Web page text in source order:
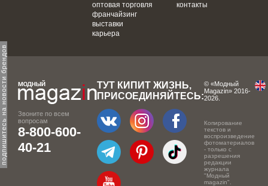
подпишитесь на новости брендов
оптовая торговля
франчайзинг
выставки
карьера
контакты
Звоните по всем
вопросам
8-800-600-
40-21
ТУТ КИПИТ ЖИЗНЬ,
ПРИСОЕДИНЯЙТЕСЬ:
© «Модный
Magazin» 2016-
2026.
Копирование
текстов и
воспроизведение
фотоматериалов
- только с
разрешения
редакции
журнала
"Модный
magazin".